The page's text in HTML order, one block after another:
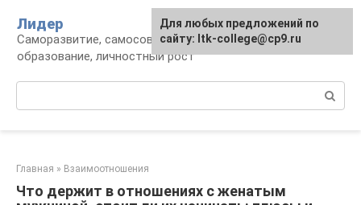
контенту
Лидер
Саморазвитие, самосовершенствование,
образование, личностный рост
Главная » Взаимоотношения
Что держит в отношениях с женатым
Для любых предложений по
сайту: ltk-college@cp9.ru